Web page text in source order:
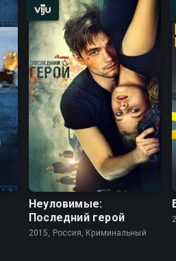
Неуловимые:
Последний герой
2015, Россия, Криминальный